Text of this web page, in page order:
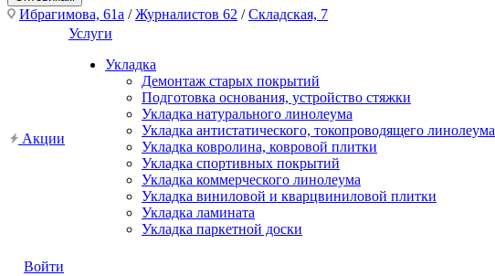
Ибрагимова, 61а /Журналистов 62 /Складская, 7
Акции
Услуги
Укладка
Демонтаж старых покрытий
Подготовка основания, устройство стяжки
Укладка натурального линолеума
Укладка антистатического, токопроводящего линолеума
Укладка ковролина, ковровой плитки
Укладка спортивных покрытий
Укладка коммерческого линолеума
Укладка виниловой и кварцвиниловой плитки
Укладка ламината
Укладка паркетной доски
Войти